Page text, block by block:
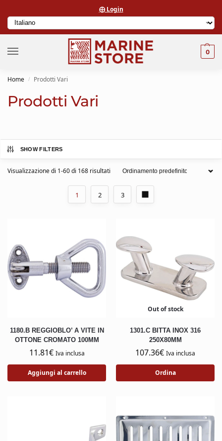
⨁ Login
0
Home / Prodotti Vari
Prodotti Vari
SHOW FILTERS
Visualizzazione di 1-60 di 168 risultati
1 2 3
1180.B REGGIOBLO’ A VITE IN
OTTONE CROMATO 100MM
11.81€ Iva inclusa
Aggiungi al carrello
Out of stock
1301.C BITTA INOX 316
250X80MM
107.36€ Iva inclusa
Ordina